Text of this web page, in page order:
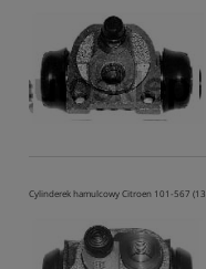
Cylinderek hamulcowy Citroen 101-567